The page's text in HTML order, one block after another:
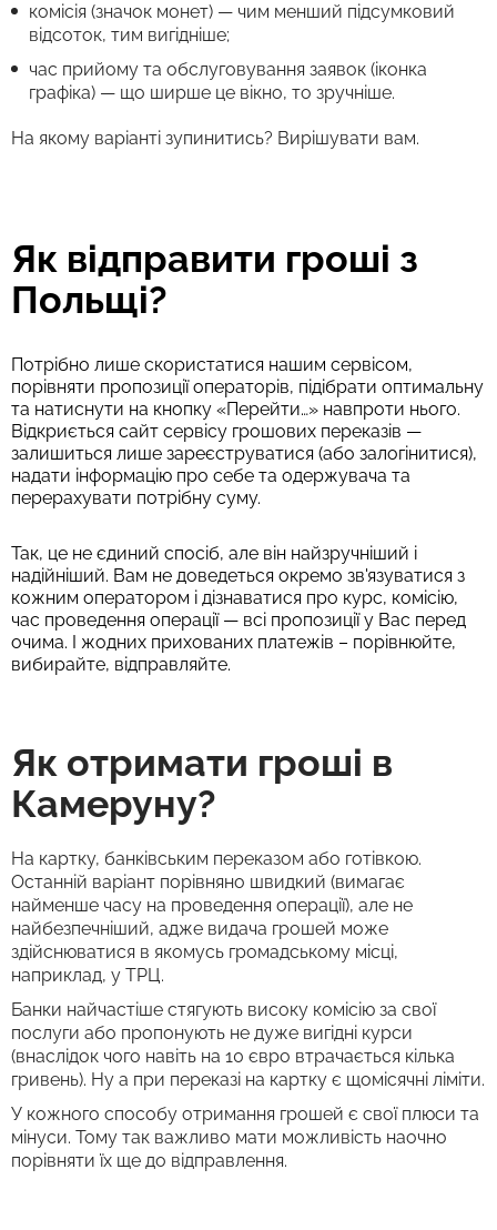
комісія (значок монет) — чим менший підсумковий
відсоток, тим вигідніше;
час прийому та обслуговування заявок (іконка
графіка) — що ширше це вікно, то зручніше.
На якому варіанті зупинитись? Вирішувати вам.
Як відправити гроші з
Польщі?
Потрібно лише скористатися нашим сервісом,
порівняти пропозиції операторів, підібрати оптимальну
та натиснути на кнопку «Перейти…» навпроти нього.
Відкриється сайт сервісу грошових переказів —
залишиться лише зареєструватися (або залогінитися),
надати інформацію про себе та одержувача та
перерахувати потрібну суму.
Так, це не єдиний спосіб, але він найзручніший і
надійніший. Вам не доведеться окремо зв'язуватися з
кожним оператором і дізнаватися про курс, комісію,
час проведення операції — всі пропозиції у Вас перед
очима. І жодних прихованих платежів – порівнюйте,
вибирайте, відправляйте.
Як отримати гроші в
Камеруну?
На картку, банківським переказом або готівкою.
Останній варіант порівняно швидкий (вимагає
найменше часу на проведення операції), але не
найбезпечніший, адже видача грошей може
здійснюватися в якомусь громадському місці,
наприклад, у ТРЦ.
Банки найчастіше стягують високу комісію за свої
послуги або пропонують не дуже вигідні курси
(внаслідок чого навіть на 10 євро втрачається кілька
гривень). Ну а при переказі на картку є щомісячні ліміти.
У кожного способу отримання грошей є свої плюси та
мінуси. Тому так важливо мати можливість наочно
порівняти їх ще до відправлення.